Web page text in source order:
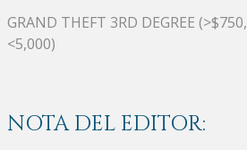
GRAND THEFT 3RD DEGREE (>$750,
<5,000)
NOTA DEL EDITOR: